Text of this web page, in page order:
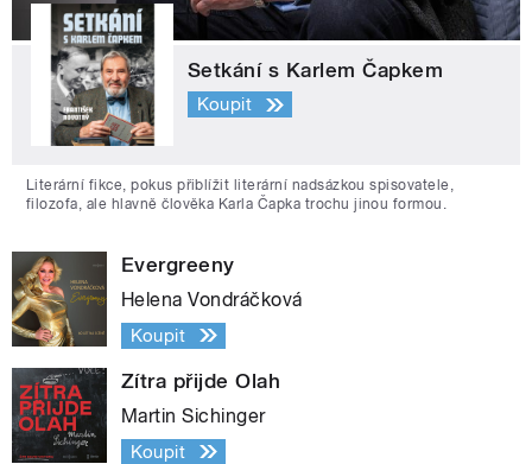
Setkání s Karlem Čapkem
Koupit
Literární fikce, pokus přiblížit literární nadsázkou spisovatele,
filozofa, ale hlavně člověka Karla Čapka trochu jinou formou.
Evergreeny
Helena Vondráčková
Koupit
Zítra přijde Olah
Martin Sichinger
Koupit